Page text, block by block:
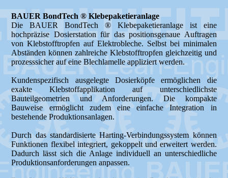
BAUER BondTech ® Klebepaketieranlage
Die BAUER BondTech ® Klebepaketieranlage ist eine
hochpräzise Dosierstation für das positionsgenaue Auftragen
von Klebstofftropfen auf Elektrobleche. Selbst bei minimalen
Abständen können zahlreiche Klebstofftropfen gleichzeitig und
prozesssicher auf eine Blechlamelle appliziert werden.
Kundenspezifisch ausgelegte Dosierköpfe ermöglichen die
exakte Klebstoffapplikation auf unterschiedlichste
Bauteilgeometrien und Anforderungen. Die kompakte
Bauweise ermöglicht zudem eine einfache Integration in
bestehende Produktionsanlagen.
Durch das standardisierte Harting-Verbindungssystem können
Funktionen flexibel integriert, gekoppelt und erweitert werden.
Dadurch lässt sich die Anlage individuell an unterschiedliche
Produktionsanforderungen anpassen.